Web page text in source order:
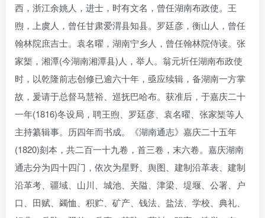
西，浙江余姚人，进士，时有文名，曾任湖南布政使。王
煦，上虞人，曾任甘肃爱渭县知县。罗廷彦，衡山人，曾任
翰林院庶吉士。袁名曜，湖南宁乡人，曾任翰林院侍读。张
家榘，湘潭(今湖南湘潭县)人，举人。翁元圻任湖南布政使
时，以乾隆前志创修已逾六十年，亟应续辑，备湖南一方掌
故，爰请于总督马慧裕、巡抚巴哈布。获准后，于嘉庆二十
一年(1816)冬设局，聘王煦、罗廷彦、袁名曜、张家榘等人
主持纂辑事。历四年而书成。《湖南通志》嘉庆二十五年
(1820)刻本，共二百一十九卷，首三卷，末六卷。嘉庆湖南
通志分为四十四门，依次为星野、舆图、建制沿革表、建制
沿革考、疆域、山川、城池、关隘、津梁、堤堰、公署、户
口、田赋、蠲恤、积贮、矿产、钱法、盐法、学校、典礼、